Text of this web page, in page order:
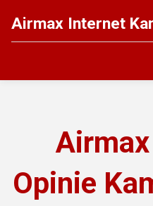
Airmax Internet
Opinie